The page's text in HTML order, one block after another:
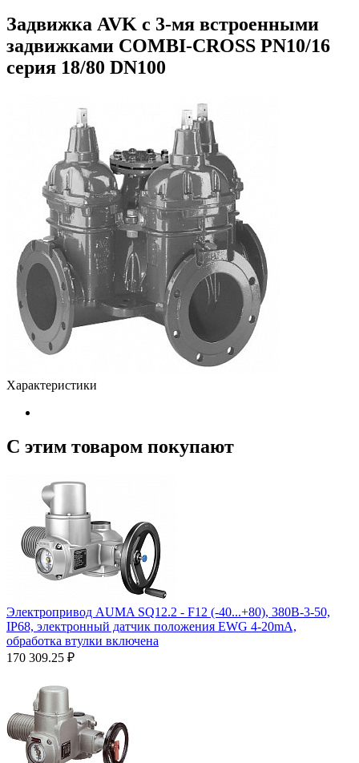
Задвижка AVK с 3-мя встроенными
задвижками COMBI-CROSS PN10/16
серия 18/80 DN100
Характеристики
С этим товаром покупают
Электропривод AUMA SQ12.2 - F12 (-40...+80), 380B-3-50,
IP68, электронный датчик положения EWG 4-20mA,
обработка втулки включена
170 309.25 ₽